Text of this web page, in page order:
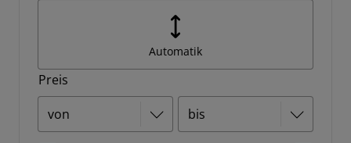
Automatik
Preis